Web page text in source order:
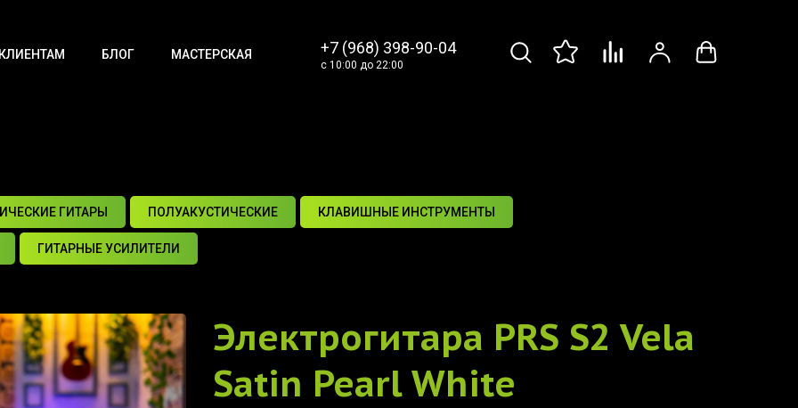
БЛОГ МАСТЕРСКАЯ +7 (968) 398-90-04
с 10:00 до 22:00
ГИТАРЫ ПОЛУАКУСТИЧЕСКИЕ КЛАВИШНЫЕ ИНСТРУМЕНТЫ
ГИТАРНЫЕ УСИЛИТЕЛИ
Электрогитара PRS S2 Vela
Satin Pearl White